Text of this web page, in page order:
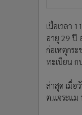
Celeb Online
Gotomanager
เมื่อเวลา
อายุ 29 ปี
ก่อเหตุกร
ทะเบียน
ล่าสุด เมื่อ
ต.แจระแม